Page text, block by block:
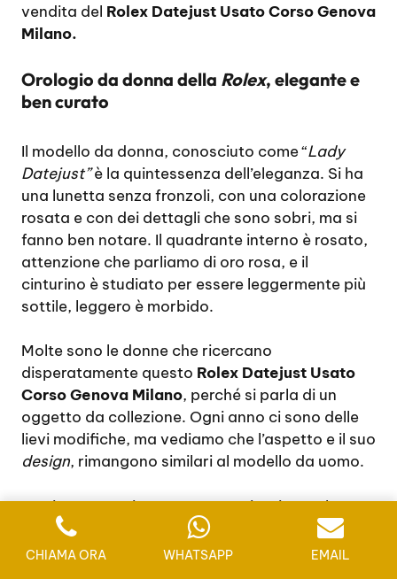
vendita del Rolex Datejust Usato Corso Genova
Milano.
Orologio da donna della Rolex, elegante e
ben curato
Il modello da donna, conosciuto come “Lady
Datejust”è la quintessenza dell’eleganza. Si ha
una lunetta senza fronzoli, con una colorazione
rosata e con dei dettagli che sono sobri, ma si
fanno ben notare. Il quadrante interno è rosato,
attenzione che parliamo di oro rosa, e il
cinturino è studiato per essere leggermente più
sottile, leggero è morbido.
Molte sono le donne che ricercano
disperatamente questo Rolex Datejust Usato
Corso Genova Milano, perché si parla di un
oggetto da collezione. Ogni anno ci sono delle
lievi modifiche, ma vediamo che l’aspetto e il suo
design, rimangono similari al modello da uomo.
Ovviamente esistono tante varianti e anche
diverse colorazioni. Il modello in oro bianco e
diamanti, totalmente di colorazione argentata,
CHIAMA ORA WHATSAPP EMAIL